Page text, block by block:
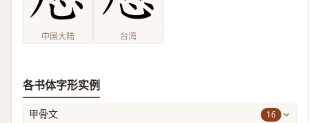
中国大陆 台湾
各书体字形实例
甲骨文 16